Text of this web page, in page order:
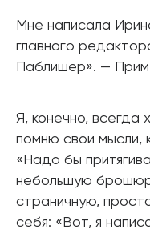
Мне написала
главного
Паблишер». —
Я, конечно, всегда
помню свои мысли,
«Надо бы
небольшую
страничную,
себя: «Вот, я